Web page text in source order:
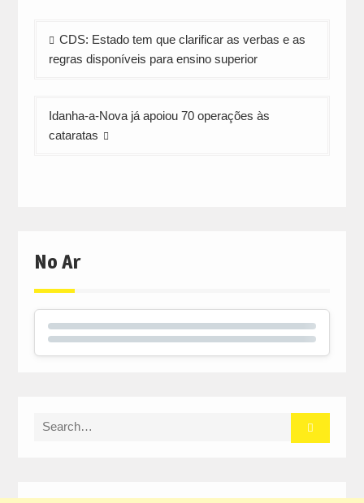
Navegação
de
CDS: Estado tem que clarificar as verbas e as
regras disponíveis para ensino superior
Idanha-a-Nova já apoiou 70 operações às
cataratas
No Ar
Search